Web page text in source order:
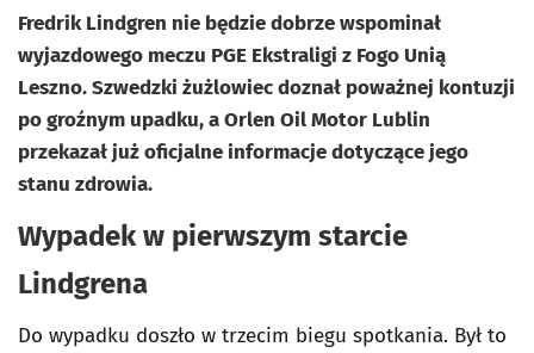
Fredrik Lindgren nie będzie dobrze wspominał
wyjazdowego meczu PGE Ekstraligi z Fogo Unią
Leszno. Szwedzki żużlowiec doznał poważnej kontuzji
po groźnym upadku, a Orlen Oil Motor Lublin
przekazał już oficjalne informacje dotyczące jego
stanu zdrowia.
Wypadek w pierwszym starcie
Lindgrena
Do wypadku doszło w trzecim biegu spotkania. Był to